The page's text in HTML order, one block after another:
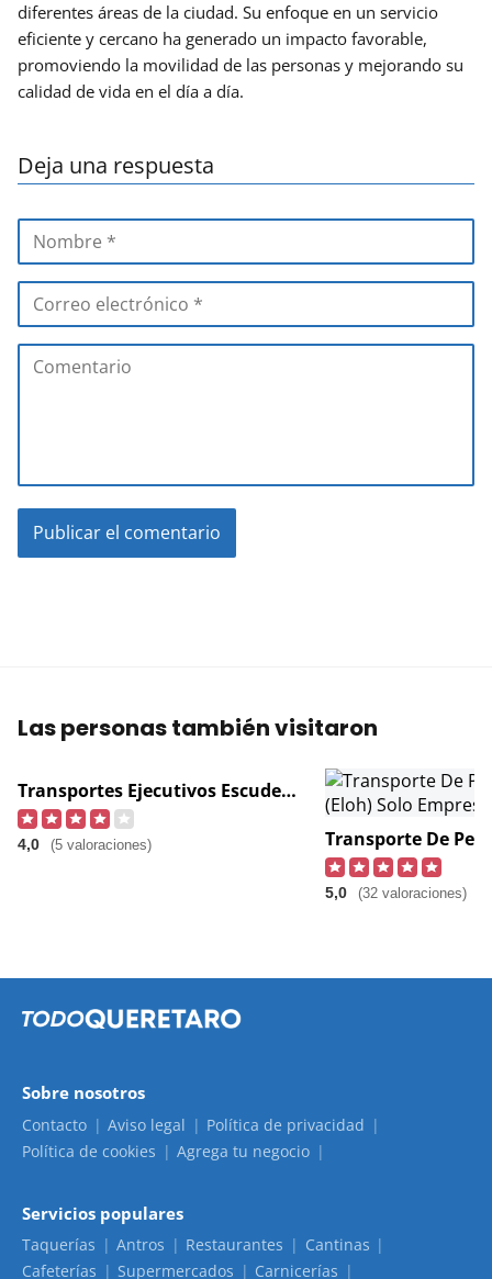
diferentes áreas de la ciudad. Su enfoque en un servicio
eficiente y cercano ha generado un impacto favorable,
promoviendo la movilidad de las personas y mejorando su
calidad de vida en el día a día.
Deja una respuesta
Las personas también visitaron
Transportes Ejecutivos Escudero Transportes Ejecutivos Escudero
4,0 (5 valoraciones)
5,0 (32 valoraciones)
Sobre nosotros
Contacto Aviso legal
Política de privacidad
Política de cookies
Agrega tu negocio
Servicios populares
Taquerías Antros Restaurantes
Cantinas
Cafeterías
Supermercados Carnicerías